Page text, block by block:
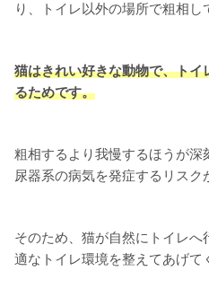
り、トイレ以外の場所で粗相し
猫はきれい好きな動物で、ト
るためです。
粗相するより我慢するほうが
尿器系の病気を発症するリスク
そのため、猫が自然にトイレ
適なトイレ環境を整えてあげて